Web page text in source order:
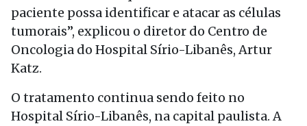
paciente possa identificar e atacar as células
tumorais”, explicou o diretor do Centro de
Oncologia do Hospital Sírio-Libanês, Artur
Katz.
O tratamento continua sendo feito no
Hospital Sírio-Libanês, na capital paulista. A